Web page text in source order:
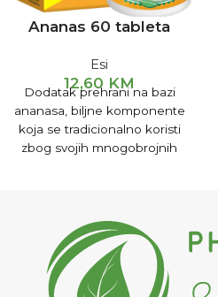
Ananas 60 tableta
Esi
12,60 KM
Dodatak prehrani na bazi
ananasa, biljne komponente
koja se tradicionalno koristi
zbog svojih mnogobrojnih
ukoliko je dijete starije od 6
mjeseci)